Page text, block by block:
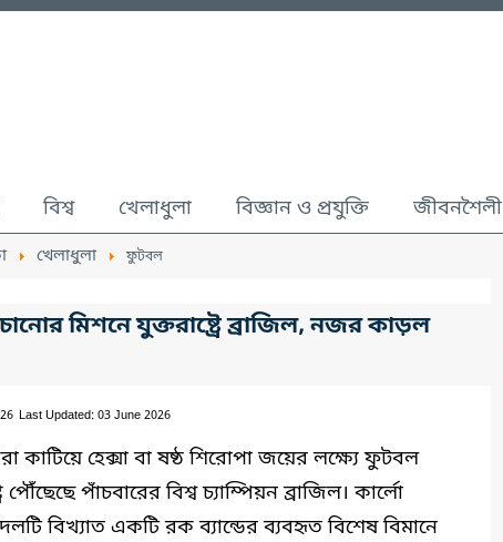
বিশ্ব খেলাধুলা বিজ্ঞান ও প্রযুক্তি জীবনশৈলী
খেলাধুলা ফুটবল
মিশনে যুক্তরাষ্ট্রে ব্রাজিল, নজর কাড়ল
Last Updated: 03 June 2026
কাটিয়ে হেক্সা বা ষষ্ঠ শিরোপা জয়ের লক্ষ্যে ফুটবল
পৌঁছেছে পাঁচবারের বিশ্ব চ্যাম্পিয়ন ব্রাজিল। কার্লো
বিখ্যাত একটি রক ব্যান্ডের ব্যবহৃত বিশেষ বিমানে